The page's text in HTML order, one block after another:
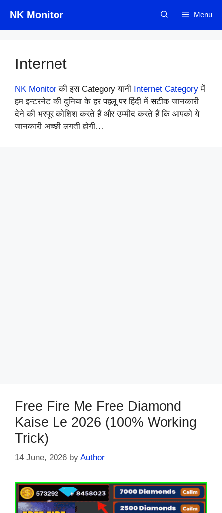
content
NK Monitor Menu
Internet
NK Monitor की इस Category यानी Internet Category में
हम इन्टरनेट की दुनिया के हर पहलू पर हिंदी में सटीक जानकारी
देने की भरपूर कोशिश करते हैं और उम्मीद करते हैं कि आपको ये
जानकारी अच्छी लगती होगी…
Free Fire Me Free Diamond
Kaise Le 2026 (100% Working
Trick)
14 June, 2026 by Author